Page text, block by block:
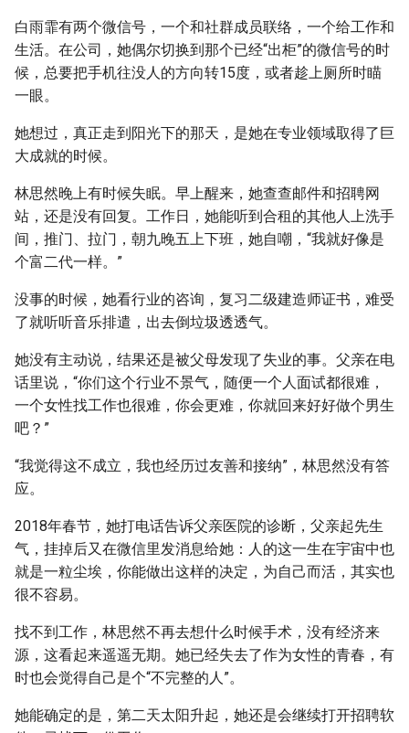
白雨霏有两个微信号，一个和社群成员联络，一个给工作和
生活。在公司，她偶尔切换到那个已经“出柜”的微信号的时
候，总要把手机往没人的方向转15度，或者趁上厕所时瞄
一眼。
她想过，真正走到阳光下的那天，是她在专业领域取得了巨
大成就的时候。
林思然晚上有时候失眠。早上醒来，她查查邮件和招聘网
站，还是没有回复。工作日，她能听到合租的其他人上洗手
间，推门、拉门，朝九晚五上下班，她自嘲，“我就好像是
个富二代一样。”
没事的时候，她看行业的咨询，复习二级建造师证书，难受
了就听听音乐排遣，出去倒垃圾透透气。
她没有主动说，结果还是被父母发现了失业的事。父亲在电
话里说，“你们这个行业不景气，随便一个人面试都很难，
一个女性找工作也很难，你会更难，你就回来好好做个男生
吧？”
“我觉得这不成立，我也经历过友善和接纳”，林思然没有答
应。
2018年春节，她打电话告诉父亲医院的诊断，父亲起先生
气，挂掉后又在微信里发消息给她：人的这一生在宇宙中也
就是一粒尘埃，你能做出这样的决定，为自己而活，其实也
很不容易。
找不到工作，林思然不再去想什么时候手术，没有经济来
源，这看起来遥遥无期。她已经失去了作为女性的青春，有
时也会觉得自己是个“不完整的人”。
她能确定的是，第二天太阳升起，她还是会继续打开招聘软